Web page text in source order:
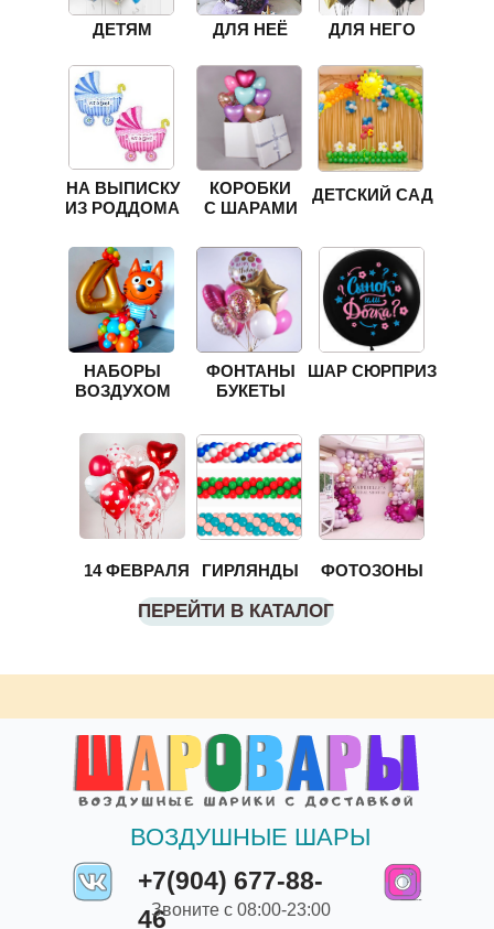
ФОНТАНЫ
БУКЕТЫ
ДЛЯ НЕЁ ДЛЯ НЕГО
ДЕТЯМ
НА ВЫПИСКУ
ИЗ РОДДОМА
ШАР СЮРПРИЗ
ГИРЛЯНДЫ
ПЕРЕЙТИ В КАТАЛОГ
ФОТОЗОНЫ
КОРОБКИ
С ШАРАМИ
14 ФЕВРАЛЯ
НАБОРЫ
ВОЗДУХОМ
ДЕТСКИЙ САД
+7(904) 677-88-
46
ВОЗДУШНЫЕ ШАРЫ
Звоните с 08:00-23:00